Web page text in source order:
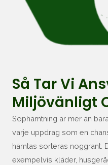
Så Tar Vi
Miljövänligt
Sophämtning är mer än
varje uppdrag som en
hämtas sorteras noggrant.
exempelvis kläder,